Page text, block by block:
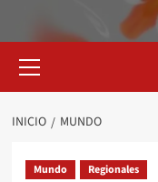
primario
INICIO MUNDO
Mundo Regionales